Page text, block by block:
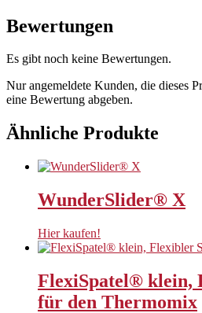
Bewertungen
Es gibt noch keine Bewertungen.
Nur angemeldete Kunden, die dieses
eine Bewertung abgeben.
Ähnliche Produkte
WunderSlider® X
Hier kaufen!
FlexiSpatel® klein,
für den Thermomix